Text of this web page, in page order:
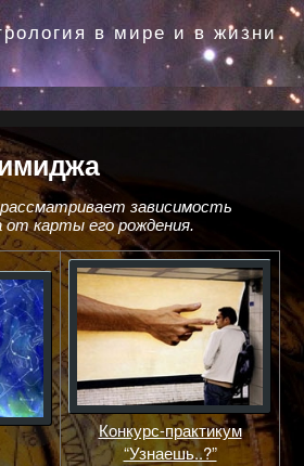
в мире и в жизни
зависимость
от карты его рождения.
Конкурс-практикум
“Узнаешь..?”